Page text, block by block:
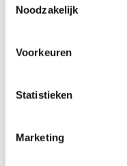
Noodzakelijk
Voorkeuren
Statistieken
Marketing